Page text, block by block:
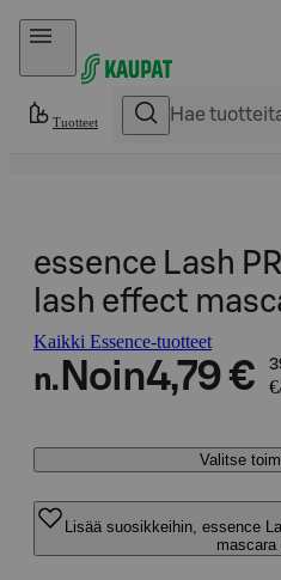
Hyppää sisältöön
Tuotteet
essence Lash
lash effect
Kaikki Essence-tuotteet
n. Noin4,79 €
Valitse
Lisää suosikkeihin, essence
mascara